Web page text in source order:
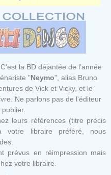
la BD déjantée de l'année
"Neymo", alias Bruno
de Vick et Vicky, et le
Ne parlons pas de l'éditeur
leurs références (titre précis
votre libraire préféré, nous
prévus en réimpression mais
votre libraire.